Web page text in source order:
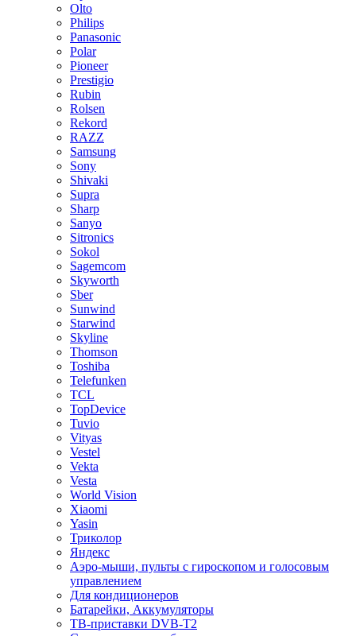
Olto
Philips
Panasonic
Polar
Pioneer
Prestigio
Rubin
Rolsen
Rekord
RAZZ
Samsung
Sony
Shivaki
Supra
Sharp
Sanyo
Sitronics
Sokol
Sagemcom
Skyworth
Sber
Sunwind
Starwind
Skyline
Thomson
Toshiba
Telefunken
TCL
TopDevice
Tuvio
Vityas
Vestel
Vekta
Vesta
World Vision
Xiaomi
Yasin
Триколор
Яндекс
Аэро-мыши, пульты с гироскопом и голосовым
управлением
Для кондиционеров
Батарейки, Аккумуляторы
ТВ-приставки DVB-T2